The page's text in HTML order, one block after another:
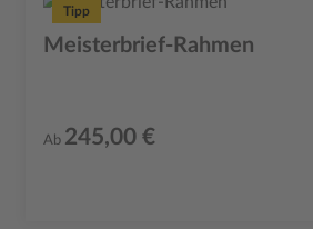
Tipp
Meisterbrief-Rahmen
Ab 245,00 €